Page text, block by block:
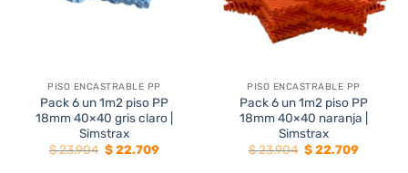
PISO ENCASTRABLE PP
Pack 6 un 1m2 piso PP
18mm 40×40 gris claro |
Simstrax
$23.904 El
precio
$22.709El
PISO ENCASTRABLE PP
Pack 6 un 1m2 piso PP
18mm 40×40 naranja |
Simstrax
$23.904 El
precio
$22.709El